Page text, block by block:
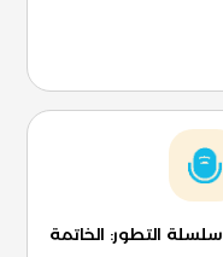
سلسلة التطور: الخاتمة